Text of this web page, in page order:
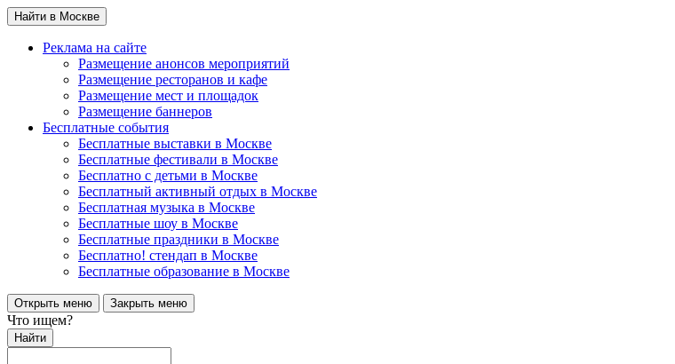
Найти в Москве
Реклама на сайте
Размещение анонсов мероприятий
Размещение ресторанов и кафе
Размещение мест и площадок
Размещение баннеров
Бесплатные события
Бесплатные выставки в Москве
Бесплатные фестивали в Москве
Бесплатно с детьми в Москве
Бесплатный активный отдых в Москве
Бесплатная музыка в Москве
Бесплатные шоу в Москве
Бесплатные праздники в Москве
Бесплатно! стендап в Москве
Бесплатные образование в Москве
Открыть меню Закрыть меню
Что ищем?
Найти